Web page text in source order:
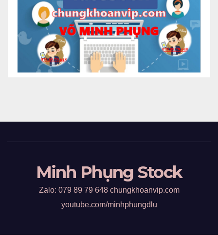
Minh Phụng Stock
Zalo: 079 89 79 648 chungkhoanvip.com
youtube.com/minhphungdlu